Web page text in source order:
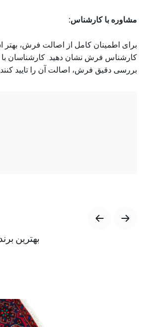
مشاوره با کارشناس:
برای اطمینان کامل از اصالت فرش، بهتر
کارشناس فرش نشان دهید. کارشناسان با
بررسی دقیق فرش، اصالت آن را تایید
بهترین